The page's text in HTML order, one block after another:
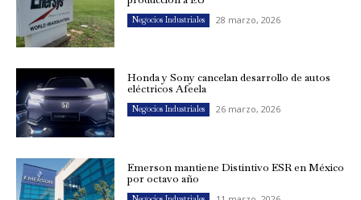
Negocios Industriales 28 marzo, 2026
Honda y Sony cancelan desarrollo de autos
eléctricos Afeela
Negocios Industriales 26 marzo, 2026
Emerson mantiene Distintivo ESR en México
por octavo año